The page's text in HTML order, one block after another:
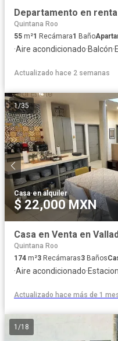
Departamento en
Quintana Roo
55 m²1 Recámara1 Baño
·Aire acondicionado·Balcón·
Actualizado hace 2 semanas
1/35
Casa·en alquiler
$ 22,000 MXN
Casa en Venta en
Quintana Roo
174 m²3 Recámaras3 Baños
·Aire acondicionado·
Actualizado hace más de 1
1 /18